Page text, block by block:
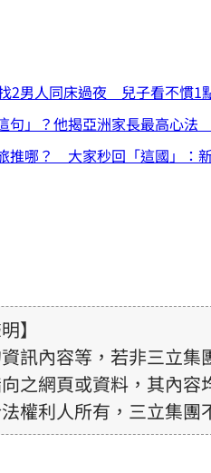
2男人同床過夜 兒子看不慣1
句」？他揭亞洲家長最高心
推哪？ 大家秒回「這國」：
】
訊內容等，若非三立
之網頁或資料，其內
權利人所有，三立集
所提供的資訊內容，